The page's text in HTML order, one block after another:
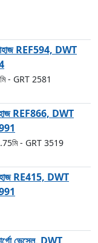
REF594, DWT
- GRT 2581
REF866, DWT
- GRT 3519
RE415, DWT